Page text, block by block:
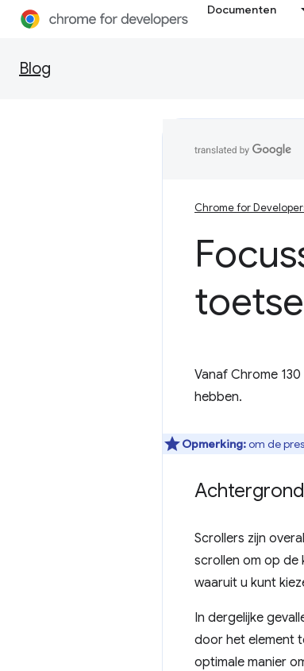
Documenten
Blog
Chrome for
Vanaf Chrome
hebben.
Opmerking:om de
Achtergrond
Scrollers zijn
scrollen om op de
waaruit u kunt
In dergelijke
door het element
optimale manier